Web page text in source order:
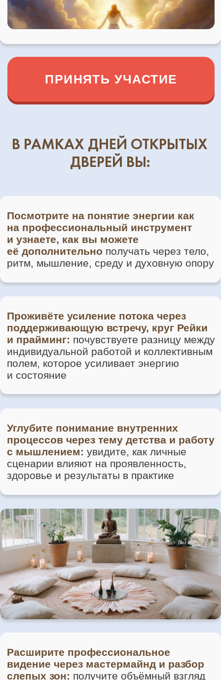
МНЕ ЭТО ВАЖНО
«В Клубе «Менталика» выобретёте
уверенность в своём пути, поддержку
и вдохновение: сможете решать свои
обмениваться опытом, сохранять
внутреннее и физическое здоровье,
развивать привычку к практике,
находить новых подруг и друзей.
Здесь вы будете расти среди
правильных людей и чувствовать,
что двигаетесь в верном
направлении»
ЗАРЕГИСТРИРУЙТЕСЬ И ПОЛУЧИТЕ